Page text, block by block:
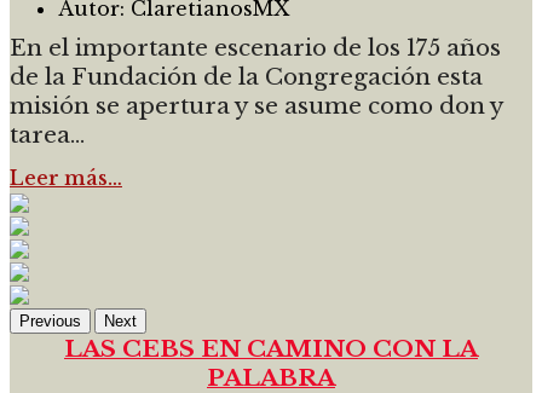
Autor: ClaretianosMX
En el importante escenario de los 175 años
de la Fundación de la Congregación esta
misión se apertura y se asume como don y
tarea...
Leer más…
Previous Next
LAS CEBS EN CAMINO CON LA
PALABRA